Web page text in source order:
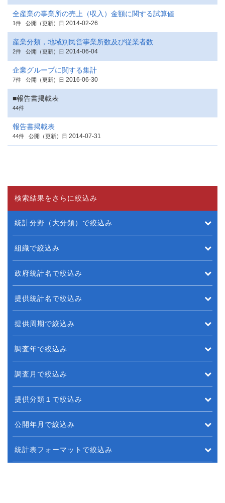
全産業の事業所の売上（収入）金額に関する試算値
1件 公開（更新）日 2014-02-26
産業分類，地域別民営事業所数及び従業者数
2件 公開（更新）日 2014-06-04
企業グループに関する集計
7件 公開（更新）日 2016-06-30
■報告書掲載表
44件
報告書掲載表
44件 公開（更新）日 2014-07-31
検索結果をさらに絞込み
統計分野（大分類）で絞込み
組織で絞込み
政府統計名で絞込み
提供統計名で絞込み
提供周期で絞込み
調査年で絞込み
調査月で絞込み
提供分類１で絞込み
公開年月で絞込み
統計表フォーマットで絞込み